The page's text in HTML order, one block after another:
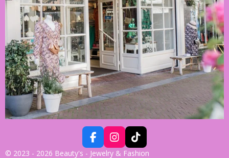
F
A
I
N
T
I
© 2023 - 2026 Beauty's - Jewelry & Fashion